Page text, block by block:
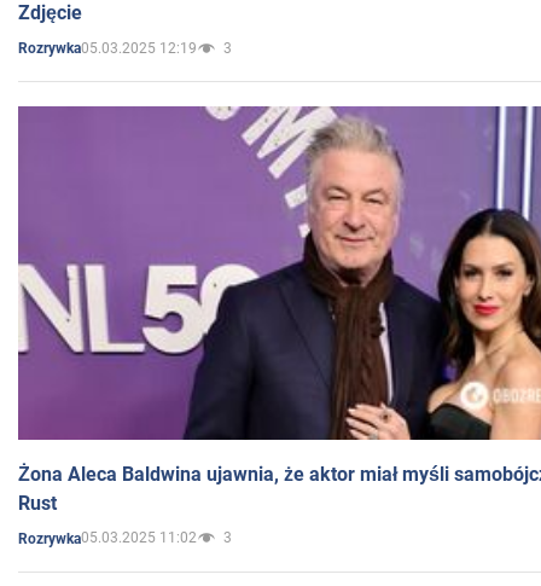
Zdjęcie
Rozrywka05.03.2025 12:19 3
Żona Aleca Baldwina ujawnia, że aktor miał myśli
Rust
Rozrywka05.03.2025 11:02 3